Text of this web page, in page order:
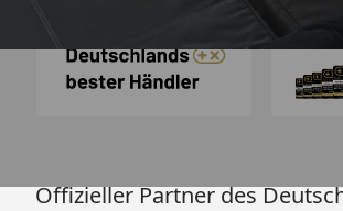
Offizieller Partner des